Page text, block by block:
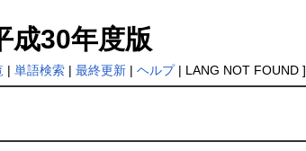
30年度版
| 単語検索| 最終更新| ヘルプ| LANG NOT FOUND ]